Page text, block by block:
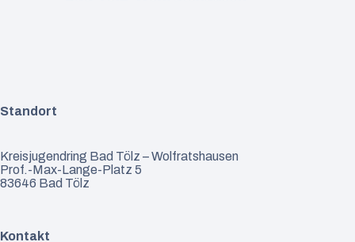
Standort
Kreisjugendring Bad Tölz – Wolfratshausen
Prof.-Max-Lange-Platz 5
83646 Bad Tölz
Kontakt